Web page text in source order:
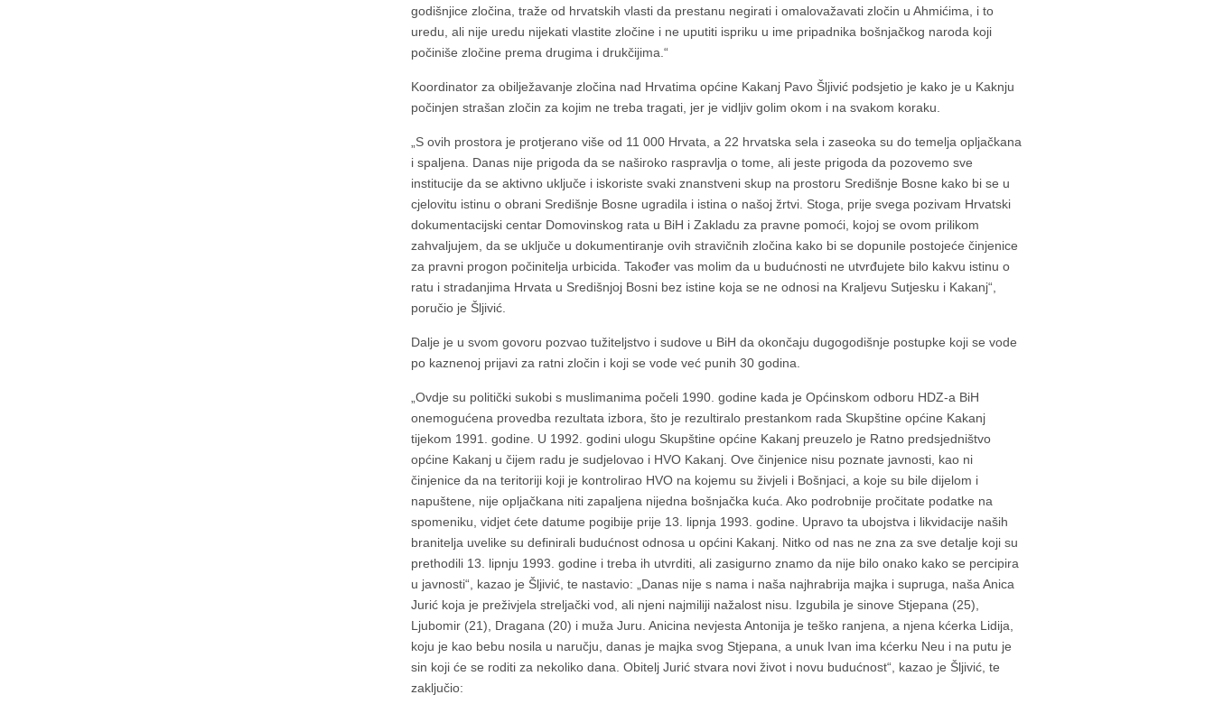
godišnjice zločina, traže od hrvatskih vlasti da prestanu negirati i omalovažavati zločin u Ahmićima, i to
uredu, ali nije uredu nijekati vlastite zločine i ne uputiti ispriku u ime pripadnika bošnjačkog naroda koji
počiniše zločine prema drugima i drukčijima.“
Koordinator za obilježavanje zločina nad Hrvatima općine Kakanj Pavo Šljivić podsjetio je kako je u Kaknju
počinjen strašan zločin za kojim ne treba tragati, jer je vidljiv golim okom i na svakom koraku.
„S ovih prostora je protjerano više od 11 000 Hrvata, a 22 hrvatska sela i zaseoka su do temelja opljačkana
i spaljena. Danas nije prigoda da se naširoko raspravlja o tome, ali jeste prigoda da pozovemo sve
institucije da se aktivno uključe i iskoriste svaki znanstveni skup na prostoru Središnje Bosne kako bi se u
cjelovitu istinu o obrani Središnje Bosne ugradila i istina o našoj žrtvi. Stoga, prije svega pozivam Hrvatski
dokumentacijski centar Domovinskog rata u BiH i Zakladu za pravne pomoći, kojoj se ovom prilikom
zahvaljujem, da se uključe u dokumentiranje ovih stravičnih zločina kako bi se dopunile postojeće činjenice
za pravni progon počinitelja urbicida. Također vas molim da u budućnosti ne utvrđujete bilo kakvu istinu o
ratu i stradanjima Hrvata u Središnjoj Bosni bez istine koja se ne odnosi na Kraljevu Sutjesku i Kakanj“,
poručio je Šljivić.
Dalje je u svom govoru pozvao tužiteljstvo i sudove u BiH da okončaju dugogodišnje postupke koji se vode
po kaznenoj prijavi za ratni zločin i koji se vode već punih 30 godina.
„Ovdje su politički sukobi s muslimanima počeli 1990. godine kada je Općinskom odboru HDZ-a BiH
onemogućena provedba rezultata izbora, što je rezultiralo prestankom rada Skupštine općine Kakanj
tijekom 1991. godine. U 1992. godini ulogu Skupštine općine Kakanj preuzelo je Ratno predsjedništvo
općine Kakanj u čijem radu je sudjelovao i HVO Kakanj. Ove činjenice nisu poznate javnosti, kao ni
činjenice da na teritoriji koji je kontrolirao HVO na kojemu su živjeli i Bošnjaci, a koje su bile dijelom i
napuštene, nije opljačkana niti zapaljena nijedna bošnjačka kuća. Ako podrobnije pročitate podatke na
spomeniku, vidjet ćete datume pogibije prije 13. lipnja 1993. godine. Upravo ta ubojstva i likvidacije naših
branitelja uvelike su definirali budućnost odnosa u općini Kakanj. Nitko od nas ne zna za sve detalje koji su
prethodili 13. lipnju 1993. godine i treba ih utvrditi, ali zasigurno znamo da nije bilo onako kako se percipira
u javnosti“, kazao je Šljivić, te nastavio: „Danas nije s nama i naša najhrabrija majka i supruga, naša Anica
Jurić koja je preživjela streljački vod, ali njeni najmiliji nažalost nisu. Izgubila je sinove Stjepana (25),
Ljubomir (21), Dragana (20) i muža Juru. Anicina nevjesta Antonija je teško ranjena, a njena kćerka Lidija,
koju je kao bebu nosila u naručju, danas je majka svog Stjepana, a unuk Ivan ima kćerku Neu i na putu je
sin koji će se roditi za nekoliko dana. Obitelj Jurić stvara novi život i novu budućnost“, kazao je Šljivić, te
zaključio: